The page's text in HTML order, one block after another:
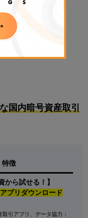
国内暗号資産取引
特徴
から試せる！】
プリダウンロード
引アプリ、データ協力：